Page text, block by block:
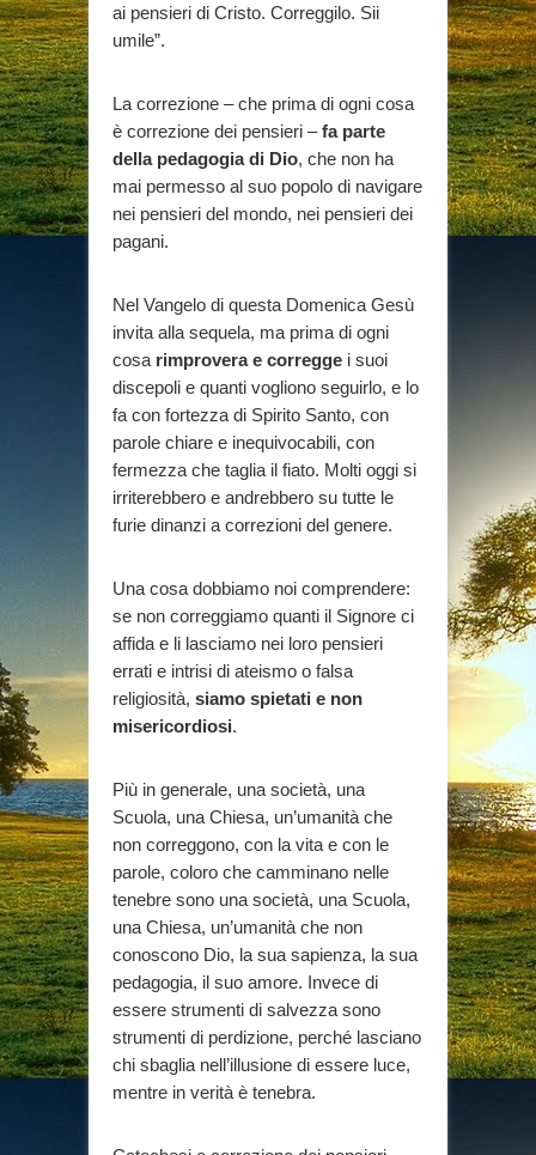
ai pensieri di Cristo. Correggilo. Sii
umile”.
La correzione – che prima di ogni cosa
è correzione dei pensieri –fa parte
della pedagogia di Dio, che non ha
mai permesso al suo popolo di navigare
nei pensieri del mondo, nei pensieri dei
pagani.
Nel Vangelo di questa Domenica Gesù
invita alla sequela, ma prima di ogni
cosa rimprovera e corregge i suoi
discepoli e quanti vogliono seguirlo, e lo
fa con fortezza di Spirito Santo, con
parole chiare e inequivocabili, con
fermezza che taglia il fiato. Molti oggi si
irriterebbero e andrebbero su tutte le
furie dinanzi a correzioni del genere.
Una cosa dobbiamo noi comprendere:
se non correggiamo quanti il Signore ci
affida e li lasciamo nei loro pensieri
errati e intrisi di ateismo o falsa
religiosità, siamo spietati e non
misericordiosi.
Più in generale, una società, una
Scuola, una Chiesa, un’umanità che
non correggono, con la vita e con le
parole, coloro che camminano nelle
tenebre sono una società, una Scuola,
una Chiesa, un’umanità che non
conoscono Dio, la sua sapienza, la sua
pedagogia, il suo amore. Invece di
essere strumenti di salvezza sono
strumenti di perdizione, perché lasciano
chi sbaglia nell’illusione di essere luce,
mentre in verità è tenebra.